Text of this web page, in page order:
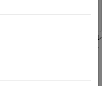
ンの 2 行要素 (TLE) ファイル
ンのレーダー検出をシミュレ
する方法を示します。
を作成し、維持する作業は、